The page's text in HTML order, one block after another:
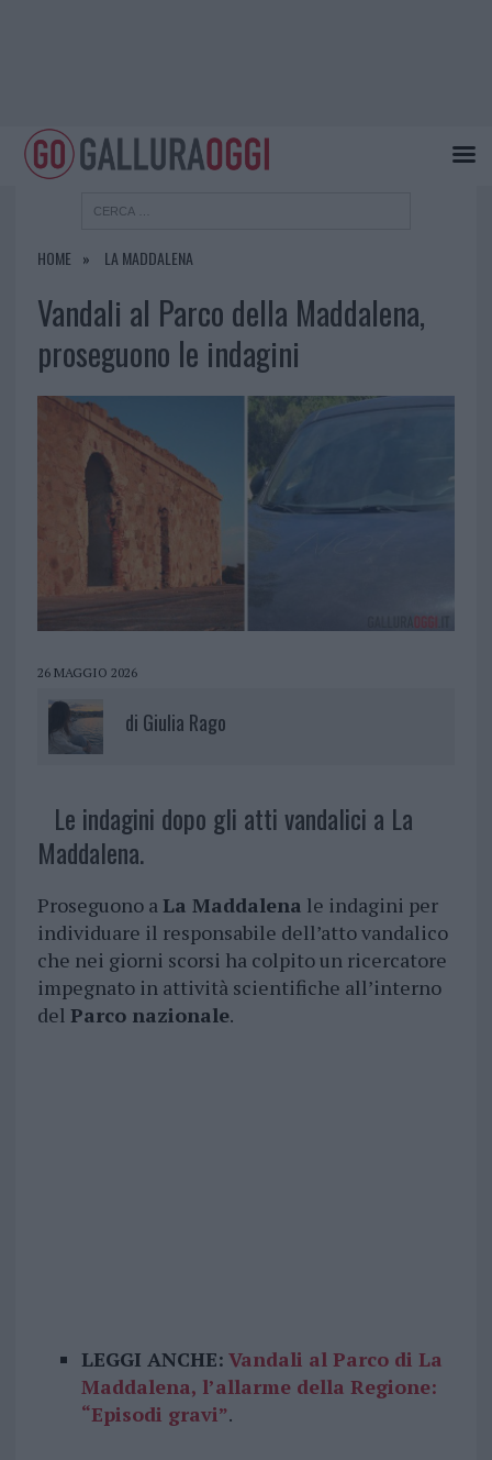
HOME LA MADDALENA
Vandali al Parco della Maddalena,
proseguono le indagini
26 MAGGIO 2026
di Giulia Rago
Le indagini dopo gli atti vandalici a La
Maddalena.
Proseguono aLa Maddalena le indagini per
individuare il responsabile dell’atto vandalico
che nei giorni scorsi ha colpito un ricercatore
impegnato in attività scientifiche all’interno
del Parco nazionale.
LEGGI ANCHE: Vandali al Parco di La
Maddalena, l’allarme della Regione:
“Episodi gravi”.